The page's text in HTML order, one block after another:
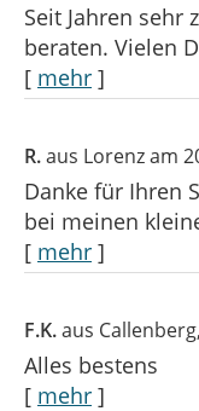
Seit Jahren
beraten. Vielen
[ mehr ]
R.aus Lorenzam
Danke für Ihren
bei meinen
[ mehr ]
F.K.aus Callenberg
Alles bestens
[ mehr ]